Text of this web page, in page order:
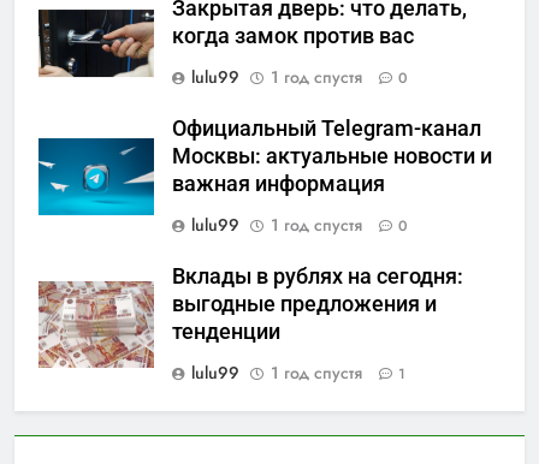
Закрытая дверь: что делать,
когда замок против вас
lulu99
1 год спустя 0
Официальный Telegram-канал
Москвы: актуальные новости и
важная информация
lulu99
1 год спустя 0
Вклады в рублях на сегодня:
выгодные предложения и
тенденции
lulu99
1 год спустя 1